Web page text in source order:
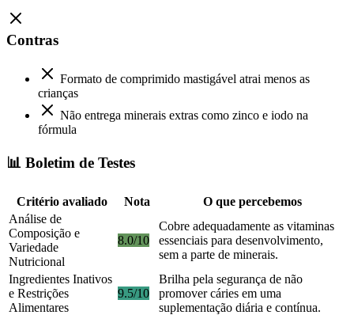
Contras
Formato de comprimido mastigável atrai menos as
crianças
Não entrega minerais extras como zinco e iodo na
fórmula
📊 Boletim de Testes
Critério avaliado Nota
O que percebemos
Análise de
Composição e
Variedade
Nutricional
8.0/10
Cobre adequadamente as vitaminas
essenciais para desenvolvimento,
sem a parte de minerais.
Ingredientes Inativos
e Restrições
Alimentares
9.5/10
Brilha pela segurança de não
promover cáries em uma
suplementação diária e contínua.